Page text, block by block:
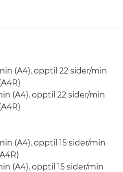
(A4), opptil 22 sider/min
(A4), opptil 22 sider/min
(A4), opptil 15 sider/min
(A4), opptil 15 sider/min